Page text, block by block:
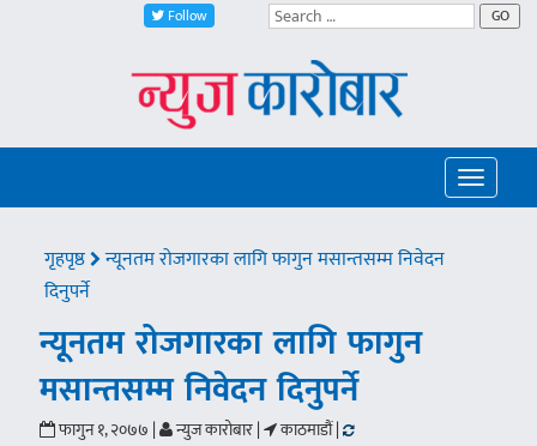
Follow GO
Toggle
गृहपृष्ठ
न्यूनतम रोजगारका लागि फागुन मसान्तसम्म निवेदन
दिनुपर्ने
न्यूनतम रोजगारका लागि फागुन
मसान्तसम्म निवेदन दिनुपर्ने
फागुन १, २०७७ | न्युज कारोबार | काठमाडौं |